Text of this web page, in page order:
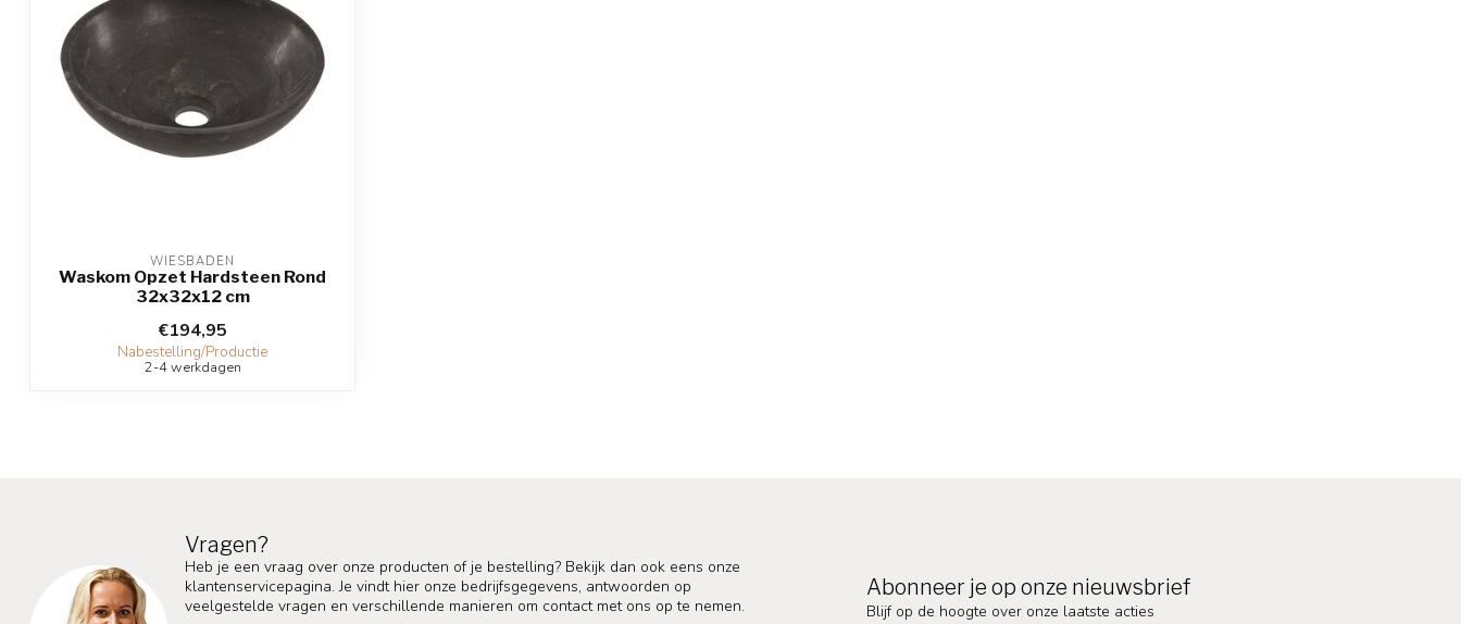
WIESBADEN
Waskom Opzet Hardsteen Rond
32x32x12 cm
€194,95
Nabestelling/Productie
2-4 werkdagen
Vragen?
Heb je een vraag over onze producten of je bestelling? Bekijk dan ook eens onze
klantenservicepagina. Je vindt hier onze bedrijfsgegevens, antwoorden op
veelgestelde vragen en verschillende manieren om contact met ons op te nemen.
Abonneer je op onze nieuwsbrief
Blijf op de hoogte over onze laatste acties